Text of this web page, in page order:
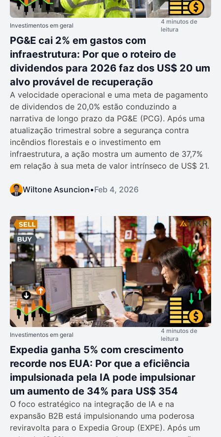
Investimentos em geral
4 minutos de
leitura
PG&E cai 2% em gastos com
infraestrutura: Por que o roteiro de
dividendos para 2026 faz dos US$ 20 um
alvo provável de recuperação
A velocidade operacional e uma meta de pagamento
de dividendos de 20,0% estão conduzindo a
narrativa de longo prazo da PG&E (PCG). Após uma
atualização trimestral sobre a segurança contra
incêndios florestais e o investimento em
infraestrutura, a ação mostra um aumento de 37,7%
em relação à sua meta de valor intrínseco de US$ 21.
Wiltone Asuncion•Feb 4, 2026
Investimentos em geral
4 minutos de
leitura
Expedia ganha 5% com crescimento
recorde nos EUA: Por que a eficiência
impulsionada pela IA pode impulsionar
um aumento de 34% para US$ 354
O foco estratégico na integração de IA e na
expansão B2B está impulsionando uma poderosa
reviravolta para o Expedia Group (EXPE). Após um